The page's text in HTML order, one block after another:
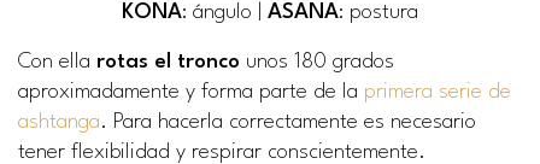
KONA: ángulo | ASANA: postura
Con ella rotas el tronco unos 180 grados
aproximadamente y forma parte de la primera serie de
ashtanga. Para hacerla correctamente es necesario
tener flexibilidad y respirar conscientemente.